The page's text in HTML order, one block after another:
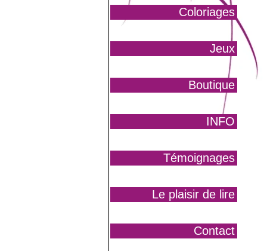
Coloriages
Jeux
Boutique
INFO
Témoignages
Le plaisir de lire
Contact